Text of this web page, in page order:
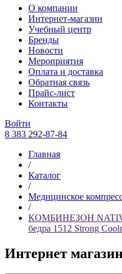
О компании
Интернет-магазин
Учебный центр
Бренды
Новости
Мероприятия
Оплата и доставка
Обратная связь
Прайс-лист
Контакты
Войти
8 383 292-87-84
Главная
/
Каталог
/
Медицинское
/
КОМБИНЕЗОН
бедра 1512 Strong
Интернет